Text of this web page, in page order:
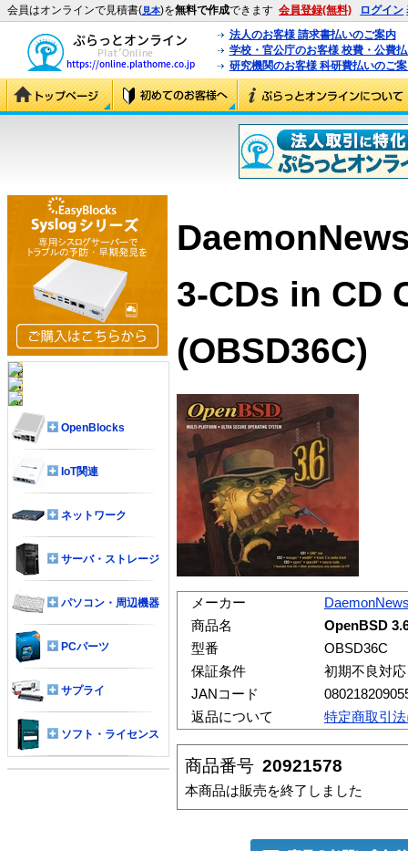
会員はオンラインで見積書(見本)を無料で作成できます 会員登録(無料) ログイン
法人のお客様 請求書払いのご案内
学校・官公庁のお客様 校費・公費
研究機関のお客様 科研費払いのご
3-CDs in CD
(OBSD36C)
メーカー
商品名
OpenBSD
型番
OBSD36C
保証条件
初期不良対
JANコード
返品について
特定商取引
商品番号 20921578
本商品は販売を終了しました
OpenBlocks
IoT関連
ネットワーク
サーバ・ストレージ
パソコン・周辺機器
PCパーツ
サプライ
ソフト・ライセンス